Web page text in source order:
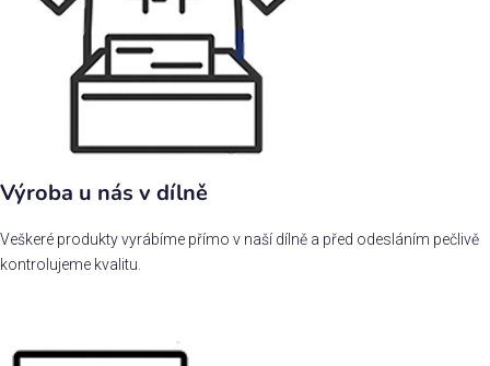
Výroba u nás v dílně
Veškeré produkty vyrábíme přímo v naší dílně a před odesláním pečlivě
kontrolujeme kvalitu.